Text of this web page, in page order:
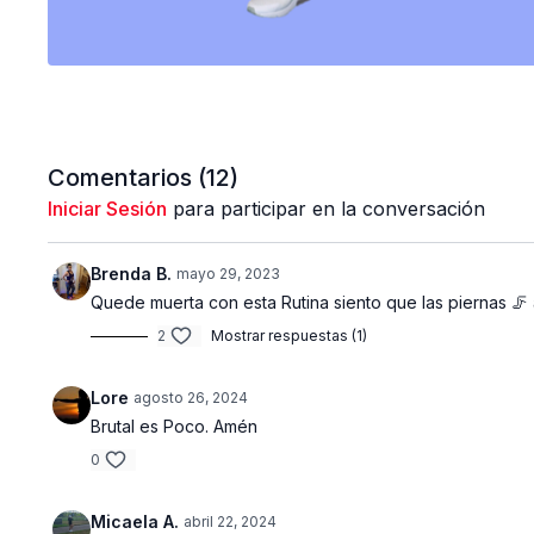
Comentarios (12)
Iniciar Sesión para participar en la conversación
Brenda B. mayo 29, 2023
Quede muerta con esta Rutina siento que las piernas
2 Mostrar respuestas (1)
Lore agosto 26, 2024
Brutal es Poco. Amén
0
Micaela A. abril 22, 2024